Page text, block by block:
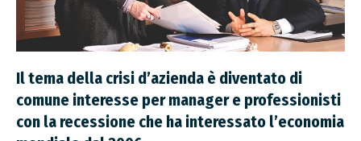
Il tema della crisi d’azienda è diventato di
comune interesse per manager e professionisti
con la recessione che ha interessato l’economia